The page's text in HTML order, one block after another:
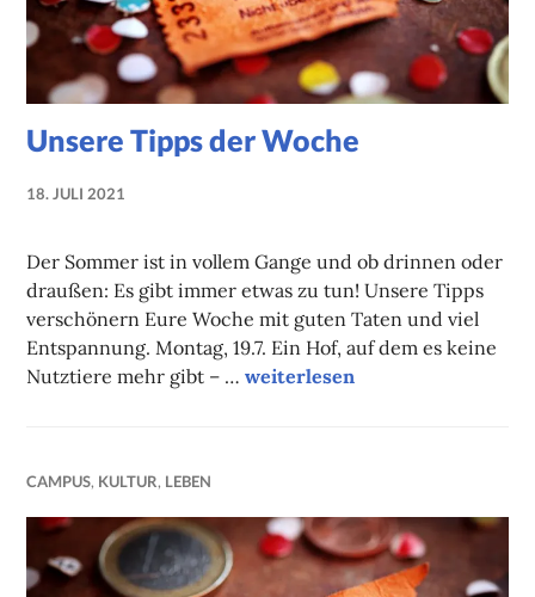
Unsere Tipps der Woche
18. JULI 2021
Der Sommer ist in vollem Gange und ob drinnen oder
draußen: Es gibt immer etwas zu tun! Unsere Tipps
verschönern Eure Woche mit guten Taten und viel
Entspannung. Montag, 19.7. Ein Hof, auf dem es keine
Nutztiere mehr gibt – …Unsere Tipps der Woche
weiterlesen
CAMPUS, KULTUR, LEBEN